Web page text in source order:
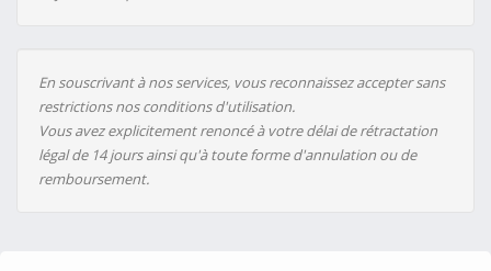
En souscrivant à nos services, vous reconnaissez accepter sans
restrictions nos conditions d'utilisation.
Vous avez explicitement renoncé à votre délai de rétractation
légal de 14 jours ainsi qu'à toute forme d'annulation ou de
remboursement.